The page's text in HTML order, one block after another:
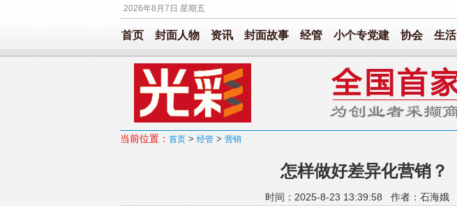
2026年8月7日 星期五
首页 封面人物 资讯 封面故事 经管 小个专党建 协会 生活
当前位置： 首页 > 经管 > 营销
怎样做好差异化营销？
时间：2025-8-23 13:39:58 作者：石海娥